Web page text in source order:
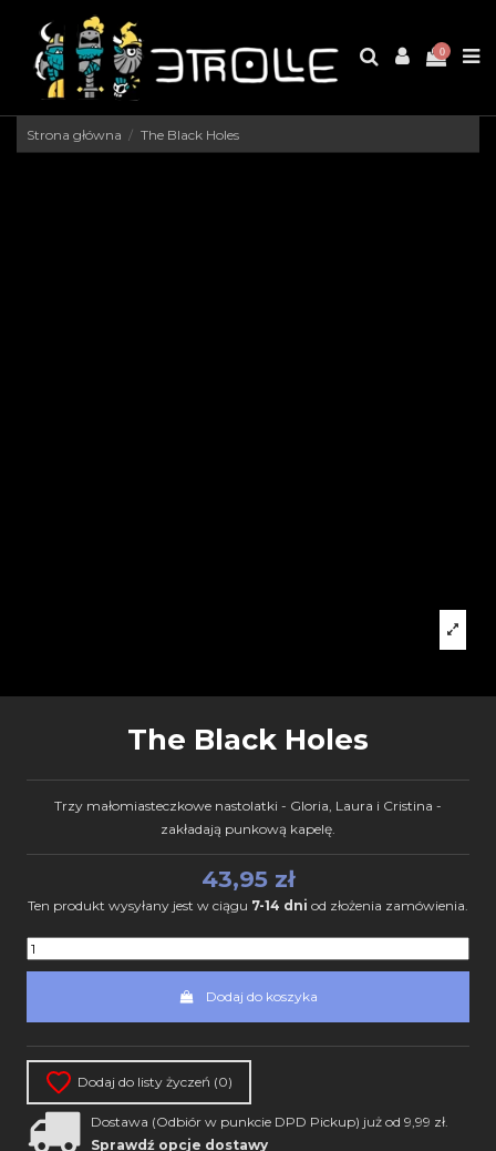
0
Strona główna The Black Holes
The Black Holes
Trzy małomiasteczkowe nastolatki - Gloria, Laura i Cristina -
zakładają punkową kapelę.
43,95 zł
Ten produkt wysyłany jest w ciągu 7-14 dni od złożenia zamówienia.
Dodaj do koszyka
Dodaj do listy życzeń (0)
Dostawa (Odbiór w punkcie DPD Pickup) już od 9,99 zł.
Sprawdź opcje dostawy